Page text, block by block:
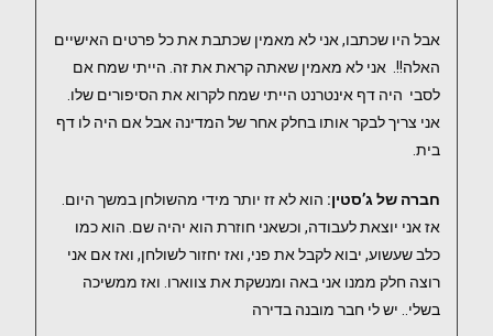
אבל היו שכתבו, אני לא מאמין שכתבת את כל פרטים האישיים
האלה!!. אני לא מאמין שאתה קראת את זה. הייתי שמח אם
לסבי היה דף אינטרנט הייתי שמח לקרוא את הסיפורים שלו.
אני צריך לבקר אותו בחלק אחר של המדינה אבל אם היה לו דף
בית.
חברה של ג’סטין: הוא לא זז יותר מידי מהשולחן במשך היום.
אז אני יוצאת לעבודה, וכשאני חוזרת הוא יהיה שם. הוא כמו
כלב שעשוע, יבוא לקבל את פני, ואז יחזור לשולחן, ואז אם אני
רוצה חלק ממנו אני באה ומנשקת את צווארו. ואז ממשיכה
בשלי.. יש לי חבר מובנה בדירה